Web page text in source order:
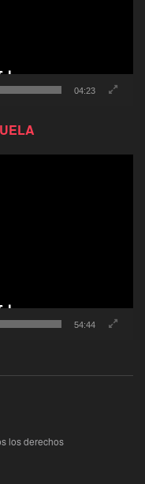
04:23
54:44
los derechos